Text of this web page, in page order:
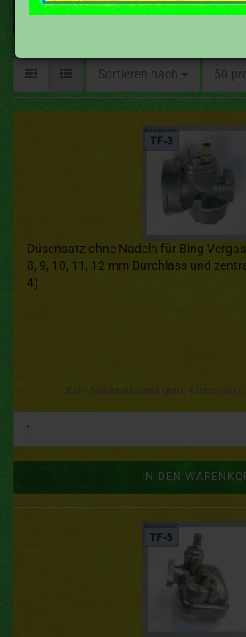
Sortieren nach 50
Düsensatz ohne Nadeln für Bing
8, 9, 10, 11, 12 mm Durchlass und
4)
IN DEN